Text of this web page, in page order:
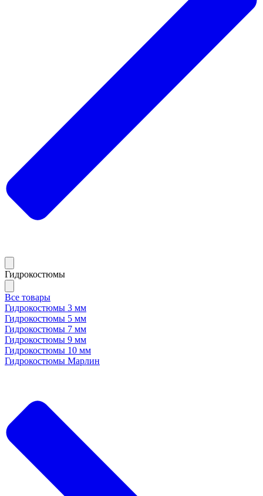
Гидрокостюмы
Все товары
Гидрокостюмы 3 мм
Гидрокостюмы 5 мм
Гидрокостюмы 7 мм
Гидрокостюмы 9 мм
Гидрокостюмы 10 мм
Гидрокостюмы Марлин